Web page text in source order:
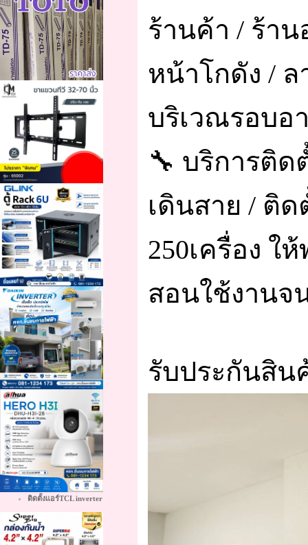
ติดตั้งแอร์TCL inverter
ร้านค้า / ร้าน
หน้าโกดัง /
บริเวณรอบอ
🔧 บริการติด
เดินสาย / ติ
250เครื่อง ใ
สอนใช้งานจ
รับประกันสิน